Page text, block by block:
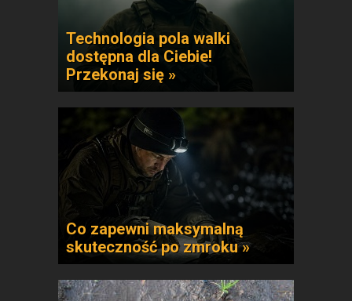
Technologia pola walki
dostępna dla Ciebie!
Przekonaj się »
Co zapewni maksymalną
skuteczność po zmroku »